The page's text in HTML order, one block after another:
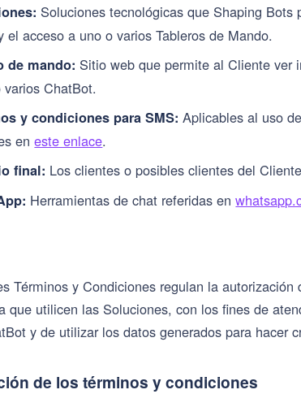
Soluciones tecnológicas que Shaping
el acceso a uno o varios Tableros de Mando.
de mando: Sitio web que permite al Cliente ver
varios ChatBot.
y condiciones para SMS: Aplicables al uso
en este enlace.
final: Los clientes o posibles clientes del
Herramientas de chat referidas en
Términos y Condiciones regulan la
que utilicen las Soluciones, con los fines de
y de utilizar los datos generados para hacer
de los términos y condiciones